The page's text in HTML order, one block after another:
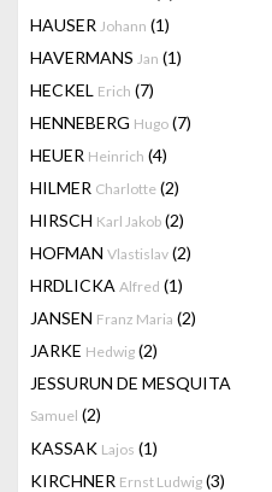
HAUSER Johann (1)
HAVERMANS Jan (1)
HECKEL Erich (7)
HENNEBERG Hugo (7)
HEUER Heinrich (4)
HILMER Charlotte (2)
HIRSCH Karl Jakob (2)
HOFMAN Vlastislav (2)
HRDLICKA Alfred (1)
JANSEN Franz Maria (2)
JARKE Hedwig (2)
JESSURUN DE MESQUITA
Samuel (2)
KASSAK Lajos (1)
KIRCHNER Ernst Ludwig (3)